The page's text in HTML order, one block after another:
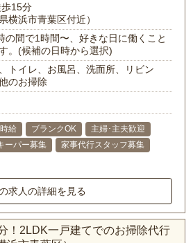
15分
横浜市青葉区付近）
の間で1時間〜、好きな日に働くこと
。(候補の日時から選択)
トイレ、お風呂、洗面所、リビン
のお掃除
給 ブランクOK
主婦･主夫歓迎
ーパー募集
家事代行スタッフ募集
求人の詳細を見る
！2LDK一戸建てでのお掃除代行